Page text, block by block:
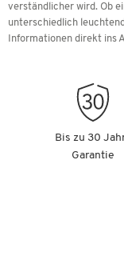
verständlicher wird. Ob
unterschiedlich
Informationen direkt ins
Bis zu 30
Garantie